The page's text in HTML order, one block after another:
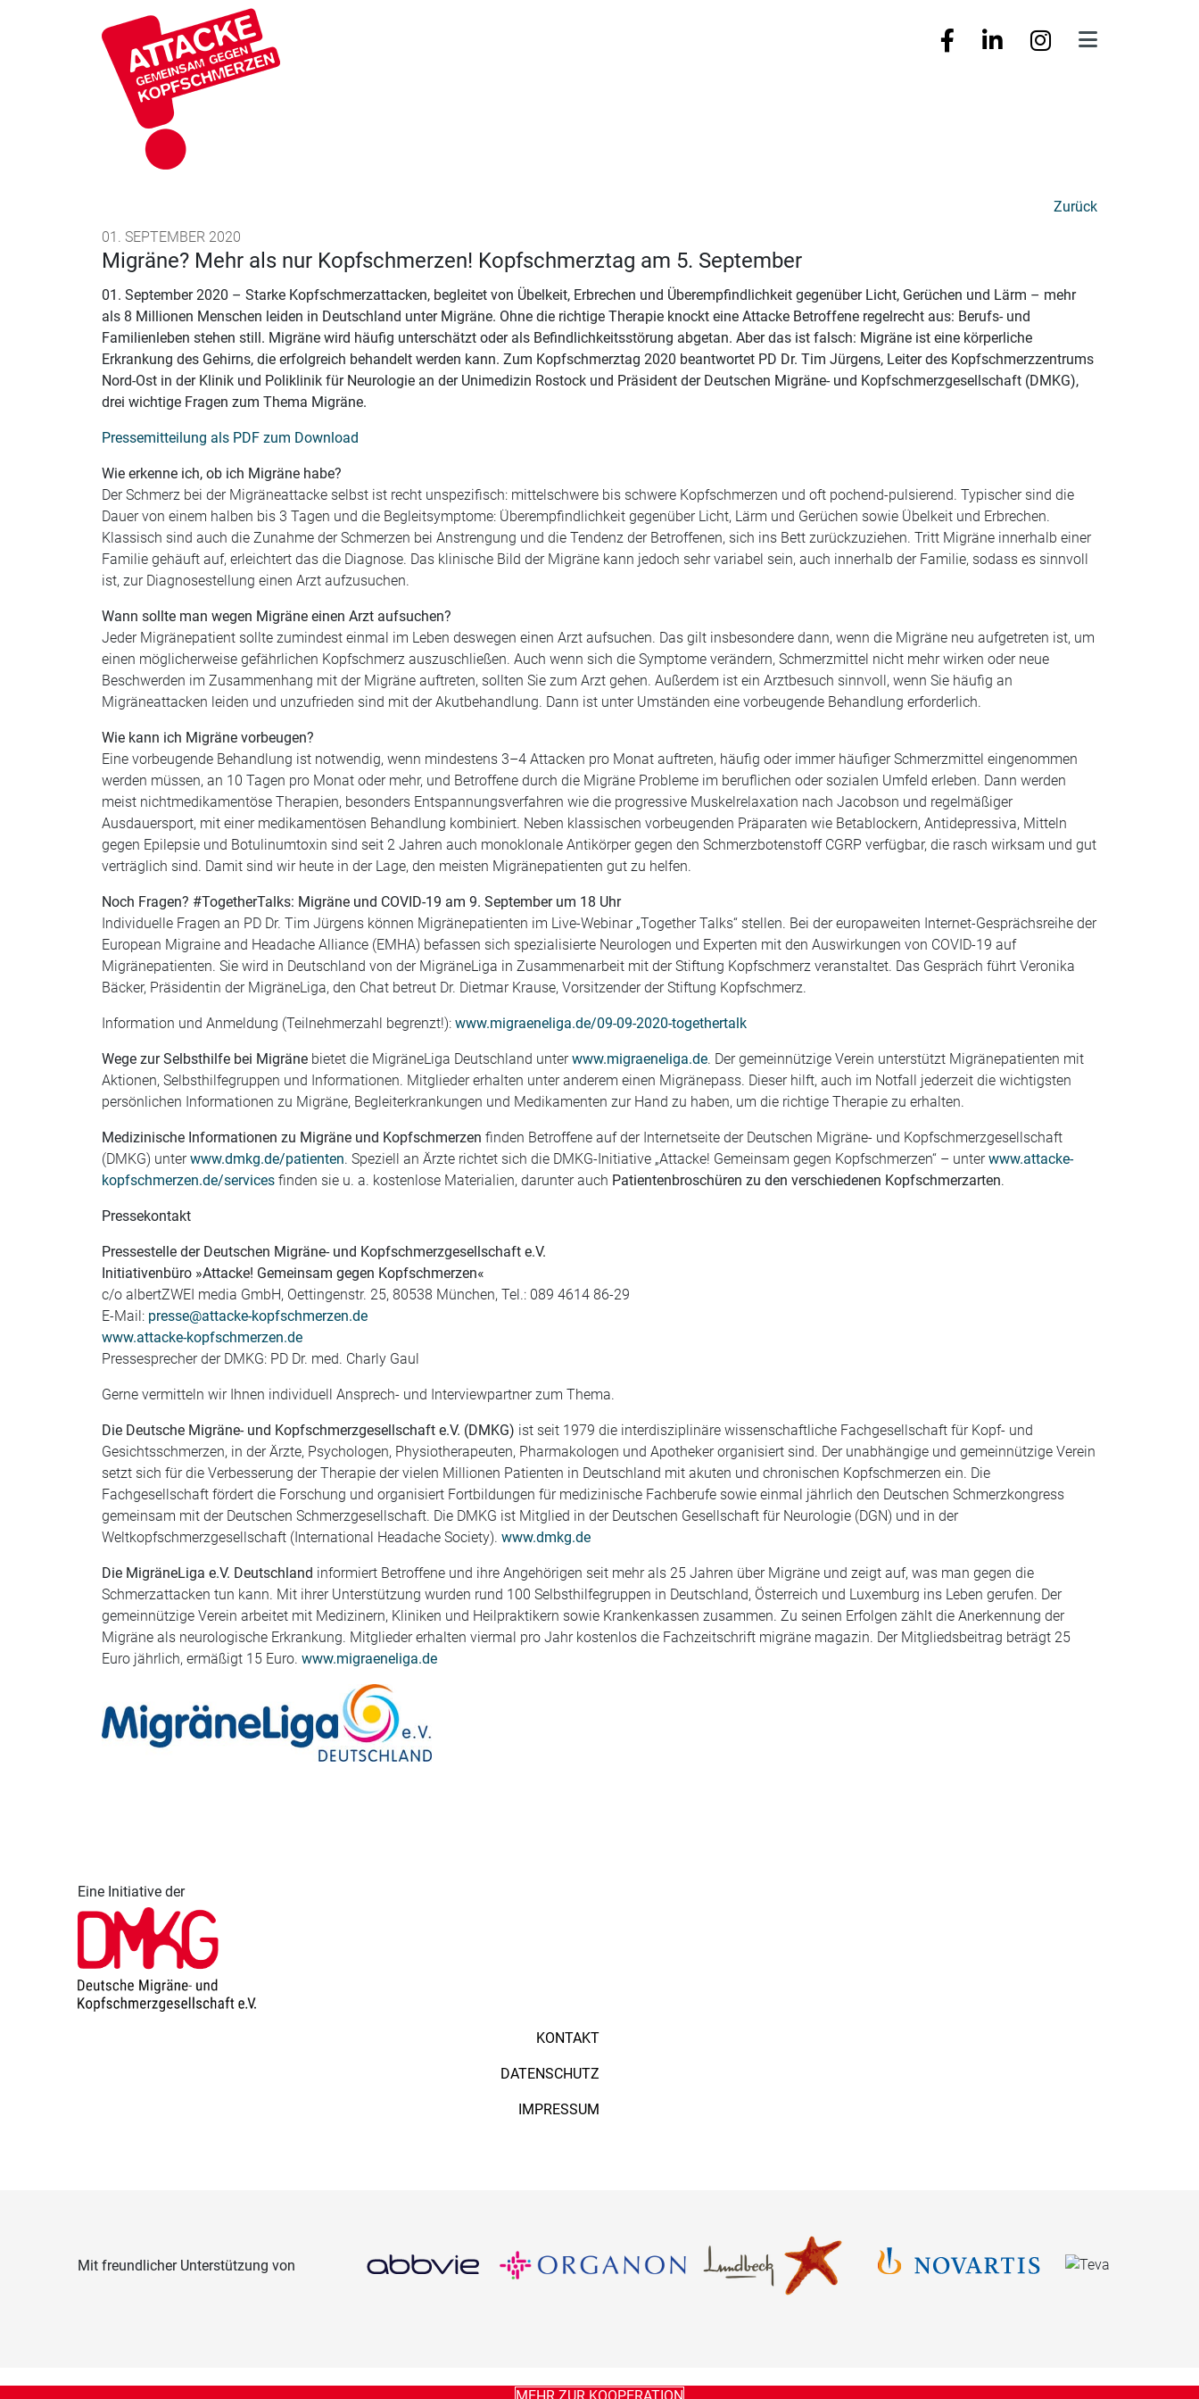
Zurück
01. SEPTEMBER 2020
Migräne? Mehr als nur Kopfschmerzen! Kopfschmerztag am 5. September
01. September 2020 – Starke Kopfschmerzattacken, begleitet von Übelkeit, Erbrechen und Überempfindlichkeit gegenüber Licht, Gerüchen und Lärm – mehr
als 8 Millionen Menschen leiden in Deutschland unter Migräne. Ohne die richtige Therapie knockt eine Attacke Betroffene regelrecht aus: Berufs- und
Familienleben stehen still. Migräne wird häufig unterschätzt oder als Befindlichkeitsstörung abgetan. Aber das ist falsch: Migräne ist eine körperliche
Erkrankung des Gehirns, die erfolgreich behandelt werden kann. Zum Kopfschmerztag 2020 beantwortet PD Dr. Tim Jürgens, Leiter des Kopfschmerzzentrums
Nord-Ost in der Klinik und Poliklinik für Neurologie an der Unimedizin Rostock und Präsident der Deutschen Migräne- und Kopfschmerzgesellschaft (DMKG),
drei wichtige Fragen zum Thema Migräne.
Pressemitteilung als PDF zum Download
Wie erkenne ich, ob ich Migräne habe?
Der Schmerz bei der Migräneattacke selbst ist recht unspezifisch: mittelschwere bis schwere Kopfschmerzen und oft pochend-pulsierend. Typischer sind die
Dauer von einem halben bis 3 Tagen und die Begleitsymptome: Überempfindlichkeit gegenüber Licht, Lärm und Gerüchen sowie Übelkeit und Erbrechen.
Klassisch sind auch die Zunahme der Schmerzen bei Anstrengung und die Tendenz der Betroffenen, sich ins Bett zurückzuziehen. Tritt Migräne innerhalb einer
Familie gehäuft auf, erleichtert das die Diagnose. Das klinische Bild der Migräne kann jedoch sehr variabel sein, auch innerhalb der Familie, sodass es sinnvoll
ist, zur Diagnosestellung einen Arzt aufzusuchen.
Wann sollte man wegen Migräne einen Arzt aufsuchen?
Jeder Migränepatient sollte zumindest einmal im Leben deswegen einen Arzt aufsuchen. Das gilt insbesondere dann, wenn die Migräne neu aufgetreten ist, um
einen möglicherweise gefährlichen Kopfschmerz auszuschließen. Auch wenn sich die Symptome verändern, Schmerzmittel nicht mehr wirken oder neue
Beschwerden im Zusammenhang mit der Migräne auftreten, sollten Sie zum Arzt gehen. Außerdem ist ein Arztbesuch sinnvoll, wenn Sie häufig an
Migräneattacken leiden und unzufrieden sind mit der Akutbehandlung. Dann ist unter Umständen eine vorbeugende Behandlung erforderlich.
Wie kann ich Migräne vorbeugen?
Eine vorbeugende Behandlung ist notwendig, wenn mindestens 3–4 Attacken pro Monat auftreten, häufig oder immer häufiger Schmerzmittel eingenommen
werden müssen, an 10 Tagen pro Monat oder mehr, und Betroffene durch die Migräne Probleme im beruflichen oder sozialen Umfeld erleben. Dann werden
meist nichtmedikamentöse Therapien, besonders Entspannungsverfahren wie die progressive Muskelrelaxation nach Jacobson und regelmäßiger
Ausdauersport, mit einer medikamentösen Behandlung kombiniert. Neben klassischen vorbeugenden Präparaten wie Betablockern, Antidepressiva, Mitteln
gegen Epilepsie und Botulinumtoxin sind seit 2 Jahren auch monoklonale Antikörper gegen den Schmerzbotenstoff CGRP verfügbar, die rasch wirksam und gut
verträglich sind. Damit sind wir heute in der Lage, den meisten Migränepatienten gut zu helfen.
Noch Fragen? #TogetherTalks: Migräne und COVID-19 am 9. September um 18 Uhr
Individuelle Fragen an PD Dr. Tim Jürgens können Migränepatienten im Live-Webinar „Together Talks“ stellen. Bei der europaweiten Internet-Gesprächsreihe der
European Migraine and Headache Alliance (EMHA) befassen sich spezialisierte Neurologen und Experten mit den Auswirkungen von COVID-19 auf
Migränepatienten. Sie wird in Deutschland von der MigräneLiga in Zusammenarbeit mit der Stiftung Kopfschmerz veranstaltet. Das Gespräch führt Veronika
Bäcker, Präsidentin der MigräneLiga, den Chat betreut Dr. Dietmar Krause, Vorsitzender der Stiftung Kopfschmerz.
Information und Anmeldung (Teilnehmerzahl begrenzt!): www.migraeneliga.de/09-09-2020-togethertalk
Wege zur Selbsthilfe bei Migräne bietet die MigräneLiga Deutschland unterwww.migraeneliga.de. Der gemeinnützige Verein unterstützt Migränepatienten mit
Aktionen, Selbsthilfegruppen und Informationen. Mitglieder erhalten unter anderem einen Migränepass. Dieser hilft, auch im Notfall jederzeit die wichtigsten
persönlichen Informationen zu Migräne, Begleiterkrankungen und Medikamenten zur Hand zu haben, um die richtige Therapie zu erhalten.
Medizinische Informationen zu Migräne und Kopfschmerzen finden Betroffene auf der Internetseite der Deutschen Migräne- und Kopfschmerzgesellschaft
(DMKG) unterwww.dmkg.de/patienten. Speziell an Ärzte richtet sich die DMKG-Initiative „Attacke! Gemeinsam gegen Kopfschmerzen“ – unterwww.attacke-
kopfschmerzen.de/services finden sie u. a. kostenlose Materialien, darunter auch Patientenbroschüren zu den verschiedenen Kopfschmerzarten.
Pressekontakt
Pressestelle der Deutschen Migräne- und Kopfschmerzgesellschaft e.V.
Initiativenbüro »Attacke! Gemeinsam gegen Kopfschmerzen«
c/o albertZWEI media GmbH, Oettingenstr. 25, 80538 München, Tel.: 089 4614 86-29
E-Mail: presse@attacke-kopfschmerzen.de
www.attacke-kopfschmerzen.de
Pressesprecher der DMKG: PD Dr. med. Charly Gaul
Gerne vermitteln wir Ihnen individuell Ansprech- und Interviewpartner zum Thema.
Die Deutsche Migräne- und Kopfschmerzgesellschaft e.V. (DMKG) ist seit 1979 die interdisziplinäre wissenschaftliche Fachgesellschaft für Kopf- und
Gesichtsschmerzen, in der Ärzte, Psychologen, Physiotherapeuten, Pharmakologen und Apotheker organisiert sind. Der unabhängige und gemeinnützige Verein
setzt sich für die Verbesserung der Therapie der vielen Millionen Patienten in Deutschland mit akuten und chronischen Kopfschmerzen ein. Die
Fachgesellschaft fördert die Forschung und organisiert Fortbildungen für medizinische Fachberufe sowie einmal jährlich den Deutschen Schmerzkongress
gemeinsam mit der Deutschen Schmerzgesellschaft. Die DMKG ist Mitglied in der Deutschen Gesellschaft für Neurologie (DGN) und in der
Weltkopfschmerzgesellschaft (International Headache Society). www.dmkg.de
Die MigräneLiga e.V. Deutschland informiert Betroffene und ihre Angehörigen seit mehr als 25 Jahren über Migräne und zeigt auf, was man gegen die
Schmerzattacken tun kann. Mit ihrer Unterstützung wurden rund 100 Selbsthilfegruppen in Deutschland, Österreich und Luxemburg ins Leben gerufen. Der
gemeinnützige Verein arbeitet mit Medizinern, Kliniken und Heilpraktikern sowie Krankenkassen zusammen. Zu seinen Erfolgen zählt die Anerkennung der
Migräne als neurologische Erkrankung. Mitglieder erhalten viermal pro Jahr kostenlos die Fachzeitschrift migräne magazin. Der Mitgliedsbeitrag beträgt 25
Euro jährlich, ermäßigt 15 Euro. www.migraeneliga.de
Eine Initiative der
KONTAKT
DATENSCHUTZ
IMPRESSUM
Mit freundlicher Unterstützung von